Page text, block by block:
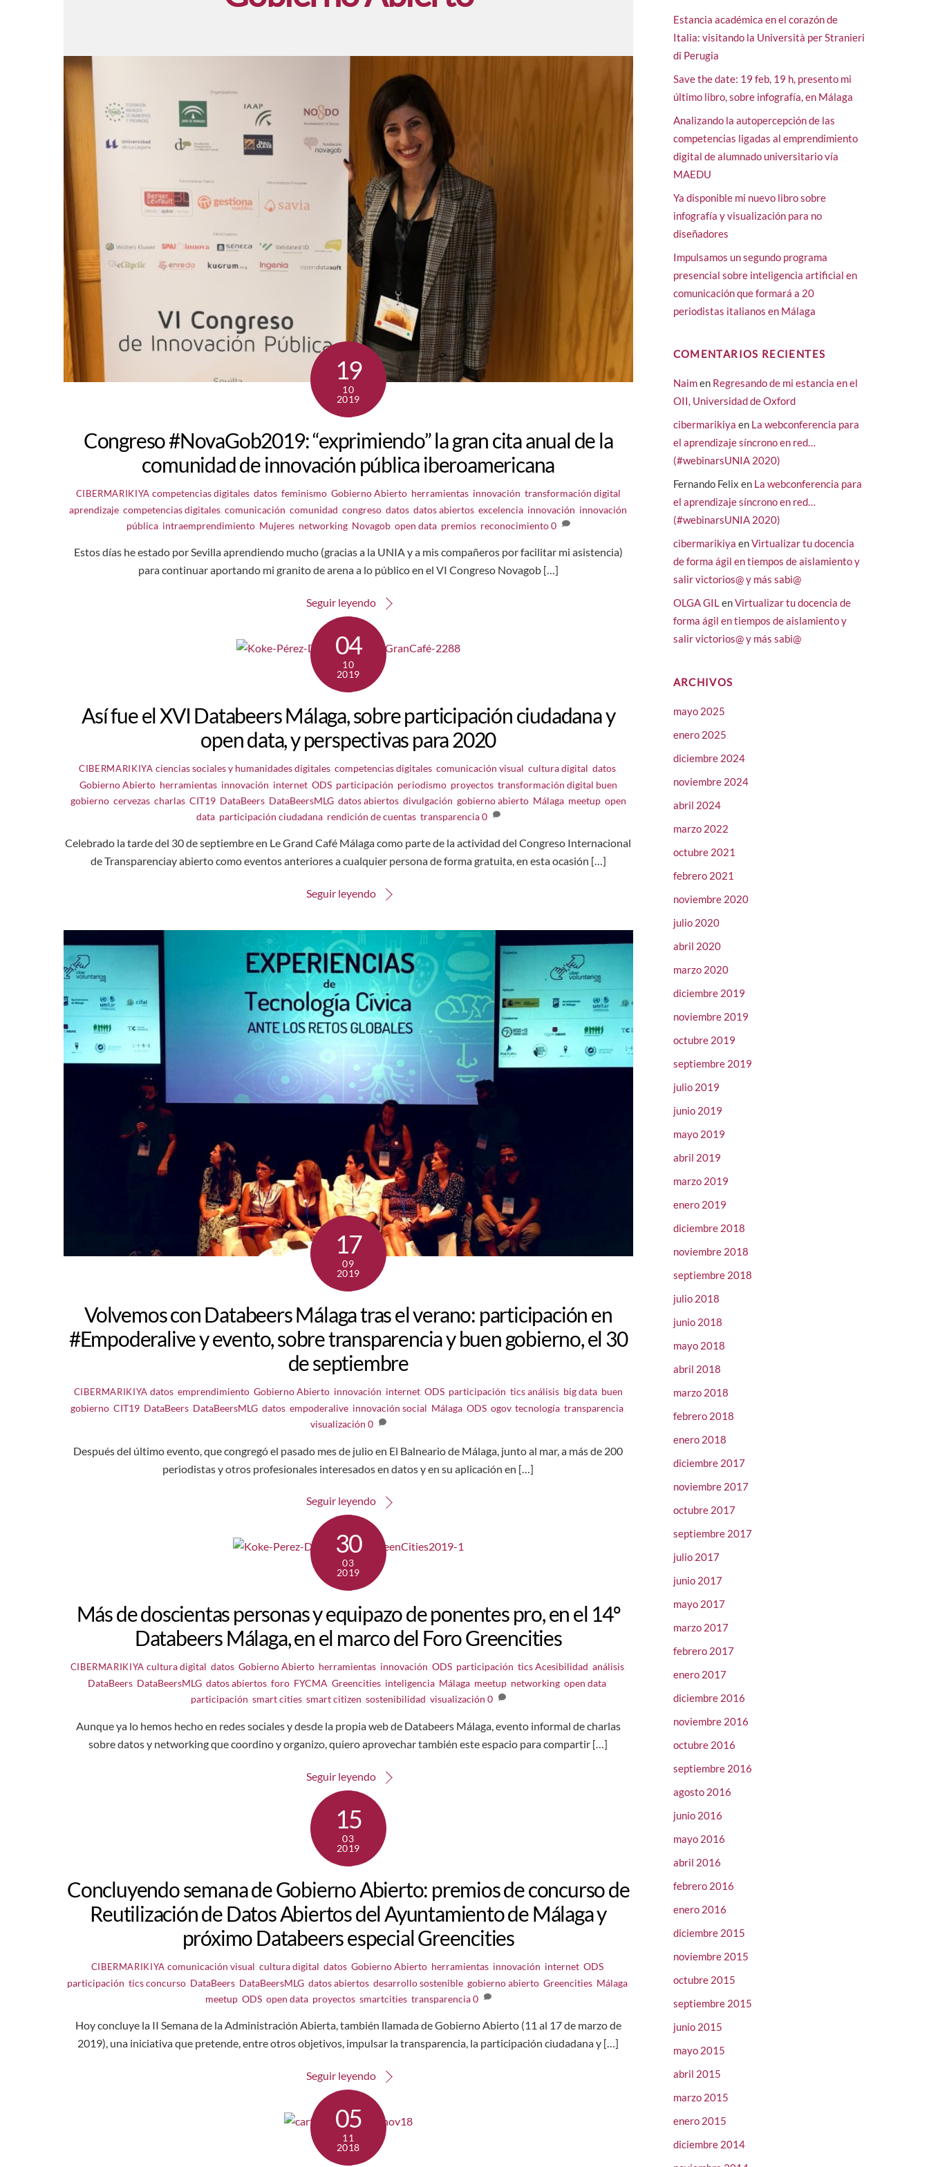
19
10
2019
Congreso #NovaGob2019: “exprimiendo” la gran cita anual de la
comunidad de innovación pública iberoamericana
CIBERMARIKIYA competencias digitales ,datos ,feminismo ,Gobierno Abierto herramientas innovación ,transformación digital
aprendizaje ,competencias digitales ,comunicación ,comunidad ,congreso ,datos ,datos abiertos ,excelencia innovación innovación
pública intraemprendimiento Mujeres networking Novagob ,open data premios reconocimiento0
Estos días he estado por Sevilla aprendiendo mucho (gracias a la UNIA y a mis compañeros por facilitar mi asistencia)
para continuar aportando mi granito de arena a lo público en el VI Congreso Novagob […]
Seguir leyendo
04
10
2019
Así fue el XVI Databeers Málaga, sobre participación ciudadana y
open data, y perspectivas para 2020
CIBERMARIKIYA ciencias sociales y humanidades digitales, competencias digitales, comunicación visual cultura digital datos,
Gobierno Abierto, herramientas, innovación internet, ODS, participación periodismo, proyectos, transformación digital buen
gobierno, cervezas, charlas, CIT19, DataBeers, DataBeersMLG, datos abiertos, divulgación gobierno abierto, Málaga, meetup, open
data, participación ciudadana, rendición de cuentas, transparencia 0
Celebrado la tarde del 30 de septiembre en Le Grand Café Málaga como parte de la actividad del Congreso Internacional
de Transparenciay abierto como eventos anteriores a cualquier persona de forma gratuita, en esta ocasión […]
Seguir leyendo
17
09
2019
Volvemos con Databeers Málaga tras el verano: participación en
#Empoderalive y evento, sobre transparencia y buen gobierno, el 30
de septiembre
CIBERMARIKIYA datos ,emprendimiento ,Gobierno Abierto innovación internet ,ODS participación ,ticsanálisis big data buen
gobierno ,CIT19 DataBeers DataBeersMLG ,datos ,empoderalive innovación social Málaga ,ODS ,ogov,tecnología ,transparencia
visualización 0
Después del último evento, que congregó el pasado mes de julio en El Balneario de Málaga, junto al mar, a más de 200
periodistas y otros profesionales interesados en datos y en su aplicación en […]
Seguir leyendo
30
03
2019
Más de doscientas personas y equipazo de ponentes pro, en el 14º
Databeers Málaga, en el marco del Foro Greencities
CIBERMARIKIYA cultura digital ,datos ,Gobierno Abierto herramientas innovación ,ODS participación ,ticsAcesibilidad ,análisis
DataBeers DataBeersMLG ,datos abiertos ,foro FYCMA ,Greencities inteligencia Málaga meetup networking ,open data
participación smart cities, smart citizen sostenibilidad visualización 0
Aunque ya lo hemos hecho en redes sociales y desde la propia web de Databeers Málaga, evento informal de charlas
sobre datos y networking que coordino y organizo, quiero aprovechar también este espacio para compartir […]
Seguir leyendo
15
03
2019
Concluyendo semana de Gobierno Abierto: premios de concurso de
Reutilización de Datos Abiertos del Ayuntamiento de Málaga y
próximo Databeers especial Greencities
CIBERMARIKIYA comunicación visual ,cultura digital ,datos ,Gobierno Abierto herramientas innovación internet ,ODS
participación ticsconcurso, DataBeers, DataBeersMLG, datos abiertos, desarrollo sostenible, gobierno abierto, Greencities, Málaga,
meetup, ODS, open data, proyectos, smartcities, transparencia 0
Hoy concluye la II Semana de la Administración Abierta, también llamada de Gobierno Abierto (11 al 17 de marzo de
2019), una iniciativa que pretende, entre otros objetivos, impulsar la transparencia, la participación ciudadana y […]
Seguir leyendo
05
11
2018
Estancia académica en el corazón de
Italia: visitando la Università per Stranieri
di Perugia
Save the date: 19 feb, 19 h, presento mi
último libro, sobre infografía, en Málaga
Analizando la autopercepción de las
competencias ligadas al emprendimiento
digital de alumnado universitario vía
MAEDU
Ya disponible mi nuevo libro sobre
infografía y visualización para no
diseñadores
Impulsamos un segundo programa
presencial sobre inteligencia artificial en
comunicación que formará a 20
periodistas italianos en Málaga
COMENTARIOS RECIENTES
Naimen Regresando de mi estancia en el
OII, Universidad de Oxford
cibermarikiya en La webconferencia para
el aprendizaje síncrono en red…
(#webinarsUNIA 2020)
Fernando Felix en La webconferencia para
el aprendizaje síncrono en red…
(#webinarsUNIA 2020)
cibermarikiya enVirtualizar tu docencia
de forma ágil en tiempos de aislamiento y
salir victorios@ y más sabi@
OLGA GILenVirtualizar tu docencia de
forma ágil en tiempos de aislamiento y
salir victorios@ y más sabi@
ARCHIVOS
mayo 2025
enero 2025
diciembre 2024
noviembre 2024
abril 2024
marzo 2022
octubre 2021
febrero 2021
noviembre 2020
julio 2020
abril 2020
marzo 2020
diciembre 2019
noviembre 2019
octubre 2019
septiembre 2019
julio 2019
junio 2019
mayo 2019
abril 2019
marzo 2019
enero 2019
diciembre 2018
noviembre 2018
septiembre 2018
julio 2018
junio 2018
mayo 2018
abril 2018
marzo 2018
febrero 2018
enero 2018
diciembre 2017
noviembre 2017
octubre 2017
septiembre 2017
julio 2017
junio 2017
mayo 2017
marzo 2017
febrero 2017
enero 2017
diciembre 2016
noviembre 2016
octubre 2016
septiembre 2016
agosto 2016
junio 2016
mayo 2016
abril 2016
febrero 2016
enero 2016
diciembre 2015
noviembre 2015
octubre 2015
septiembre 2015
junio 2015
mayo 2015
abril 2015
marzo 2015
enero 2015
diciembre 2014